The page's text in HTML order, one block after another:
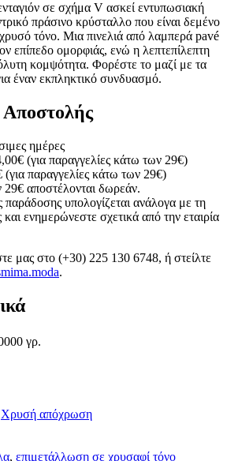
σε σχήμα V ασκεί εντυπωσιακή
πράσινο κρύσταλλο που είναι δεμένο
τόνο. Μια πινελιά από λαμπερά pavé
επίπεδο ομορφιάς, ενώ η λεπτεπίλεπτη
κομψότητα. Φορέστε το μαζί με τα
έναν εκπληκτικό συνδυασμό.
ημέρες
(για παραγγελίες κάτω των 29€)
(για παραγγελίες κάτω των 29€)
αποστέλονται δωρεάν.
υπολογίζεται ανάλογα με τη
ενημερώνεστε σχετικά από την εταιρία
μας στο (+30) 225 130 6748, ή στείλτε
.
γρ.
Χρυσή απόχρωση
, επιμετάλλωση σε χρυσαφί τόνο